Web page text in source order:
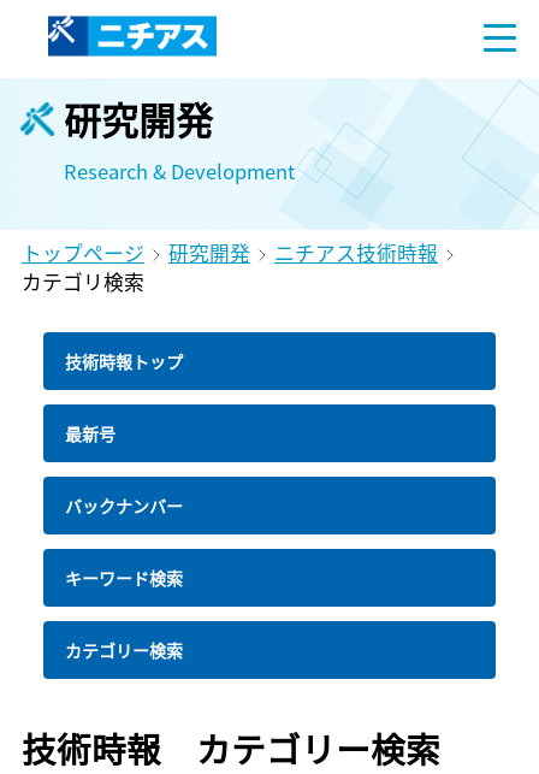
研究開発
Research & Development
トップページ 研究開発
ニチアス技術時報
カテゴリ検索
技術時報トップ
最新号
バックナンバー
キーワード検索
カテゴリー検索
技術時報 カテゴリー検索